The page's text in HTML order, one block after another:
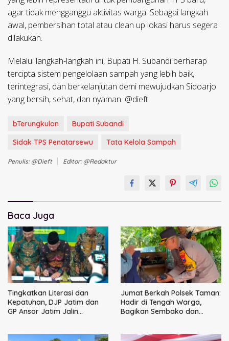
agar tidak mengganggu aktivitas warga. Sebagai langkah
awal, pembersihan total atau clean up lokasi harus segera
dilakukan.
Melalui langkah-langkah ini, Bupati H. Subandi berharap
tercipta sistem pengelolaan sampah yang lebih baik,
terintegrasi, dan berkelanjutan demi mewujudkan Sidoarjo
yang bersih, sehat, dan nyaman. @dieft
bTerungkulon
Bupati Subandi
Sidak TPS Penatarsewu
Tata Kelola Sampah
Penulis: @dieft Editor: @redaktur
Baca Juga
Tingkatkan Literasi dan
Kepatuhan, DJP Jatim dan
GP Ansor Jatim Jalin
Jumat Berkah Polsek Taman:
Hadir di Tengah Warga,
Bagikan Sembako dan